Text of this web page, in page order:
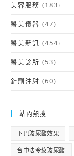
美容服務 (183)
醫美儀器 (47)
醫美新訊 (454)
醫美診所 (53)
針劑注射 (60)
站內熱搜
下巴玻尿酸效果
台中法令紋玻尿酸